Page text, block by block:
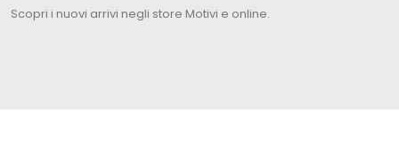
Scopri i nuovi arrivi negli store Motivi e online.